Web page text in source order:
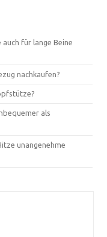
für lange Beine
nachkaufen?
als
unangenehme